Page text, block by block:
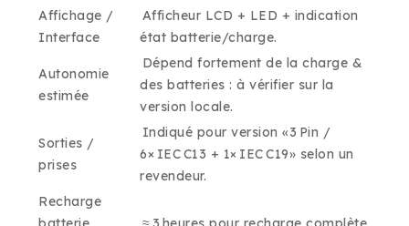
Affichage /
Interface
Afficheur LCD + LED + indication
état batterie/charge.
Autonomie
estimée
Dépend fortement de la charge &
des batteries : à vérifier sur la
version locale.
Sorties /
prises
Indiqué pour version «3 Pin /
6× IEC C13 + 1× IEC C19» selon un
revendeur.
Recharge